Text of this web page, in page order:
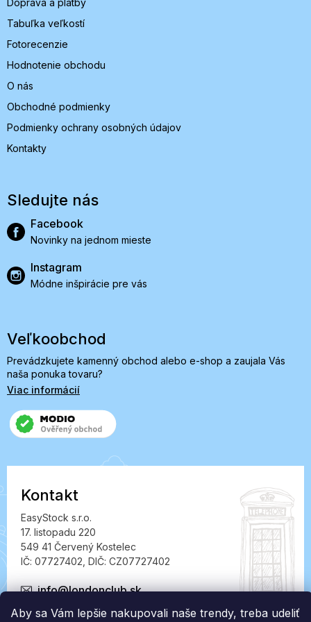
Aby sa Vám lepšie nakupovali naše trendy, treba udeliť
Doprava a platby
Tabuľka veľkostí
Fotorecenzie
Hodnotenie obchodu
O nás
Obchodné podmienky
Podmienky ochrany osobných údajov
Kontakty
Sledujte nás
Facebook
Novinky na jednom mieste
Instagram
Módne inšpirácie pre vás
Veľkoobchod
Prevádzkujete kamenný obchod alebo e-shop a zaujala Vás
naša ponuka tovaru?
Viac informácií
Kontakt
EasyStock s.r.o.
17. listopadu 220
549 41 Červený Kostelec
IČ: 07727402, DIČ: CZ07727402
info@londonclub.sk